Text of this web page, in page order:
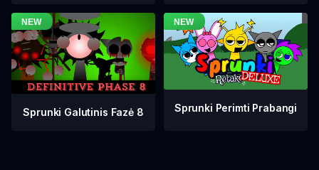
Sprunki Galutinis Fazė 8 Sprunki Perimti Prabangi